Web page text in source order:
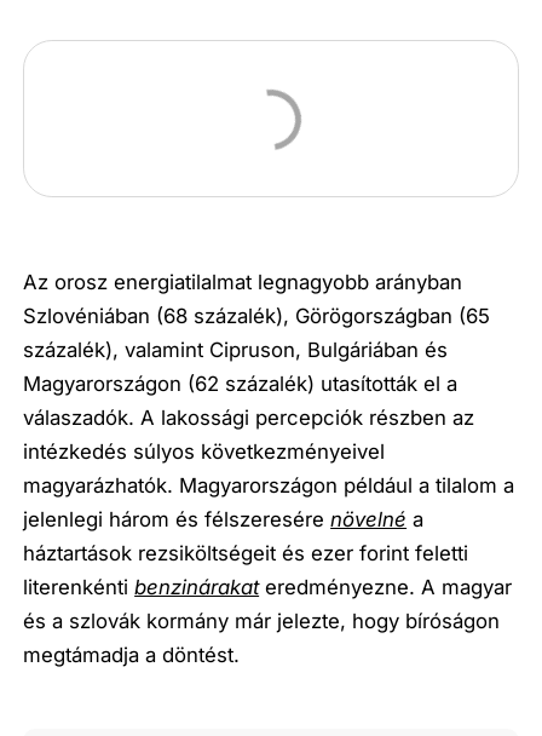
Az orosz energiatilalmat legnagyobb arányban
Szlovéniában (68 százalék), Görögországban (65
százalék), valamint Cipruson, Bulgáriában és
Magyarországon (62 százalék) utasították el a
válaszadók. A lakossági percepciók részben az
intézkedés súlyos következményeivel
magyarázhatók. Magyarországon például a tilalom a
jelenlegi három és félszeresérenövelné a
háztartások rezsiköltségeit és ezer forint feletti
literenkéntibenzinárakateredményezne. A magyar
és a szlovák kormány már jelezte, hogy bíróságon
megtámadja a döntést.